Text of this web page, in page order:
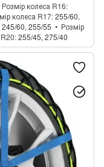
Розмір колеса R16
колеса R17 255/60,
60, 255/55
Розмір
255/45, 275/40